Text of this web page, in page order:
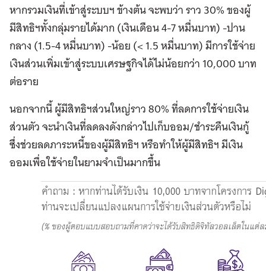
หากรวมเงินที่เข้าสู่ระบบฯ ข้างต้น จะพบว่า ราว 30% ของผู้
มีสิทธิฯทั้งกลุ่มรายได้มาก (เงินเดือน 4-7 หมื่นบาท) -ปาน
กลาง (1.5-4 หมื่นบาท) -น้อย (< 1.5 หมื่นบาท) มีการใช้จ่าย
เงินส่วนเพิ่มเข้าสู่ระบบเศรษฐกิจได้ไม่น้อยกว่า 10,000 บาท
ต่อราย
นอกจากนี้ ผู้มีสิทธิฯส่วนใหญ่ราว 80% ที่ลดการใช้จ่ายเงิน
ส่วนตัว จะนำเงินที่ลดลงดังกล่าวไปเก็บออม/ชำระคืนเงินกู้
ซึ่งช่วยลดภาระหนี้ของผู้มีสิทธิฯ หรือทำให้ผู้มีสิทธิฯ มีเงิน
ออมเพื่อใช้จ่ายในยามจำเป็นมากขึ้น